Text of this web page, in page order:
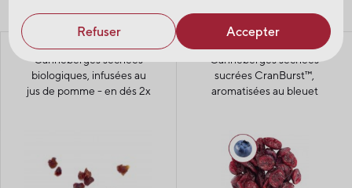
Canneberges séchées
biologiques, infusées au
jus de pomme - en dés 2x
Canneberges séchées
sucrées CranBurst™,
aromatisées au bleuet
Refuser Accepter